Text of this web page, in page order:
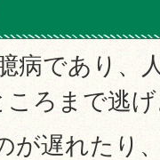
病であり、
ころまで逃
が遅れたり